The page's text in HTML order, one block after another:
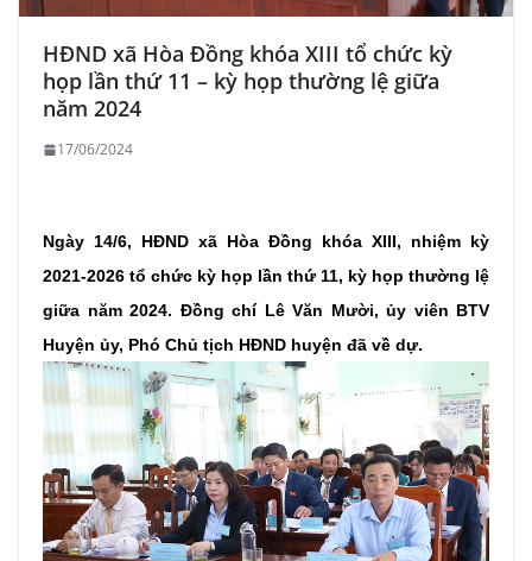
HĐND xã Hòa Đồng khóa XIII tổ chức kỳ
họp lần thứ 11 – kỳ họp thường lệ giữa
năm 2024
17/06/2024
Ngày 14/6, HĐND xã Hòa Đồng khóa XIII, nhiệm kỳ
2021-2026 tổ chức kỳ họp lần thứ 11, kỳ họp thường lệ
giữa năm 2024. Đồng chí Lê Văn Mười, ủy viên BTV
Huyện ủy, Phó Chủ tịch HĐND huyện đã về dự.